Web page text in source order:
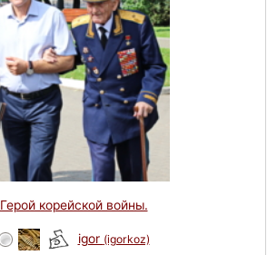
Герой корейской войны.
igor (igorkoz)